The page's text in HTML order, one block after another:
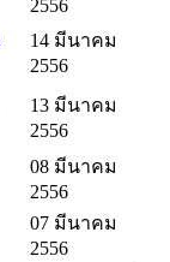
2556
14 มีนาคม
2556
13 มีนาคม
2556
08 มีนาคม
2556
07 มีนาคม
2556